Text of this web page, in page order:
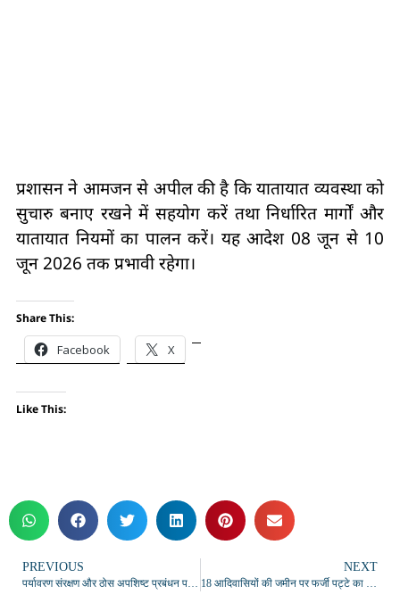
प्रशासन ने आमजन से अपील की है कि यातायात व्यवस्था को
सुचारु बनाए रखने में सहयोग करें तथा निर्धारित मार्गों और
यातायात नियमों का पालन करें। यह आदेश 08 जून से 10
जून 2026 तक प्रभावी रहेगा।
Share This:
Facebook X
Like This:
PREVIOUS
पर्यावरण संरक्षण और ठोस अपशिष्ट प्रबंधन पर विधिक जागरूकता शिविर आयोजित
NEXT
18 आदिवासियों की जमीन पर फर्जी पट्टे का आरोप, जांच की मांग को लेकर इंटक का प्रदर्शन